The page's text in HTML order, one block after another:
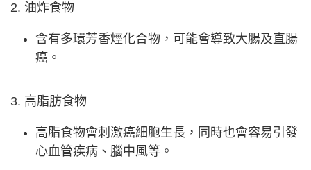
2. 油炸食物
含有多環芳香烴化合物，可能會導致大腸及直腸
癌。
3. 高脂肪食物
高脂食物會刺激癌細胞生長，同時也會容易引發
心血管疾病、腦中風等。